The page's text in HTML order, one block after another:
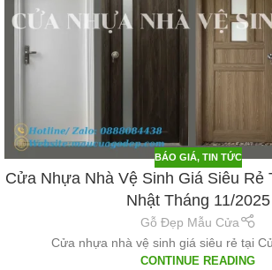
BÁO GIÁ, TIN TỨC
Cửa Nhựa Nhà Vệ Sinh Giá Siêu Rẻ
Nhật Tháng 11/2025
Gỗ Đẹp Mẫu Cửa
Cửa nhựa nhà vệ sinh giá siêu rẻ tại
CONTINUE READING